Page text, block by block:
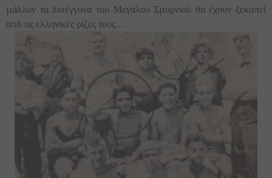
μάλλον τα δισέγγονα του Μεγάλου Σμυρνιού θα έχουν ξεκοπεί
από τις ελληνικές ρίζες τους…